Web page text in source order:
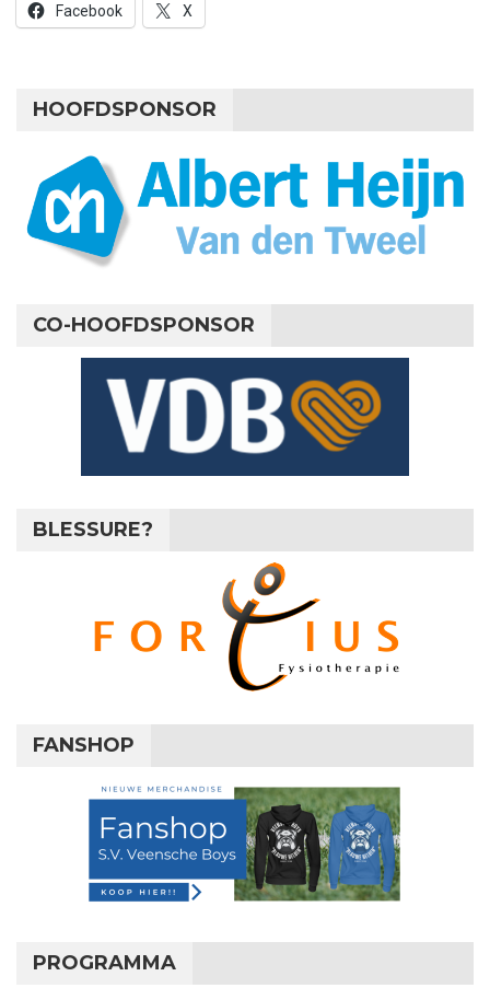
Facebook X
HOOFDSPONSOR
CO-HOOFDSPONSOR
BLESSURE?
FANSHOP
PROGRAMMA